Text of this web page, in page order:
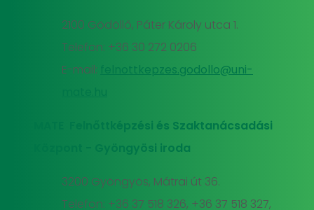
2100 Gödöllő, Páter Károly utca 1.
Telefon: +36 30 272 0206
E-mail:
felnottkepzes.godollo@uni-
MATE Felnőttképzési és Szaktanácsadási
Központ - Gyöngyösi iroda
3200 Gyöngyös, Mátrai út 36.
Telefon: +36 37 518 326, +36 37 518 327,